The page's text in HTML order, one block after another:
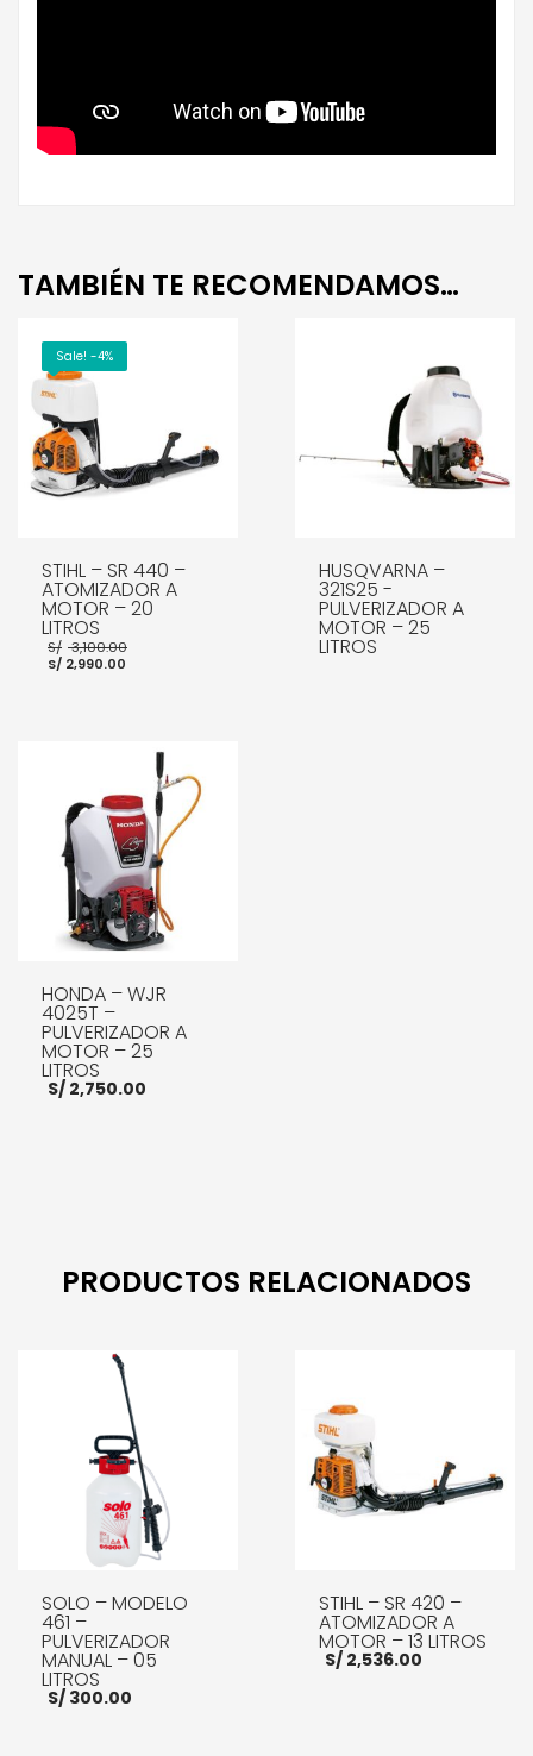
TAMBIÉN TE RECOMENDAMOS…
Sale! -4%
STIHL – SR 440 –
ATOMIZADOR A
MOTOR – 20
LITROS
S/ 3,100.00
S/ 2,990.00
AÑADIR AL CARRITO
HUSQVARNA –
321S25 -
PULVERIZADOR A
MOTOR – 25
LITROS
HONDA – WJR
4025T –
PULVERIZADOR A
MOTOR – 25
LITROS
S/ 2,750.00
PRODUCTOS RELACIONADOS
SOLO – MODELO
461 –
PULVERIZADOR
MANUAL – 05
LITROS
S/ 300.00
STIHL – SR 420 –
ATOMIZADOR A
MOTOR – 13 LITROS
S/2,536.00